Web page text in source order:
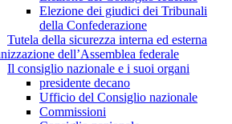
Elezione dei giudici dei Tribunali
della Confederazione
Tutela della sicurezza interna ed esterna
dell’Assemblea federale
Il consiglio nazionale e i suoi organi
presidente decano
Ufficio del Consiglio nazionale
Commissioni